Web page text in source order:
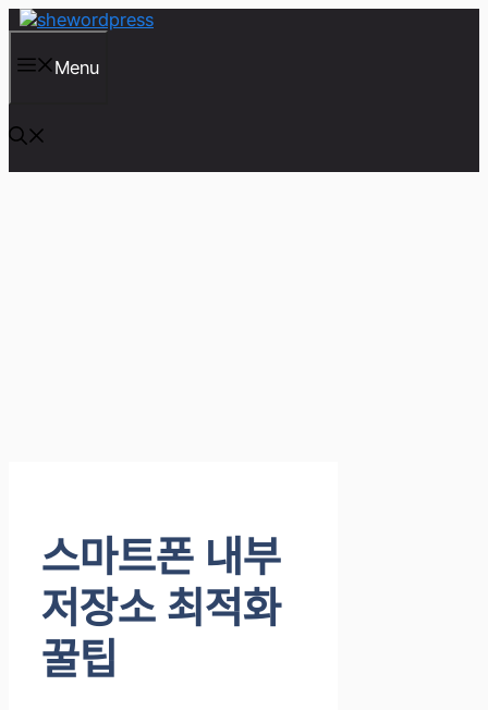
컨
츠
건
너
뛰
기
Menu
스마트폰 내부
저장소 최적화
꿀팁